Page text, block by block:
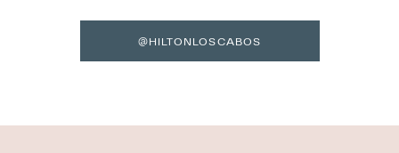
@HILTONLOSCABOS